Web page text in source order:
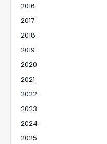
2016
2017
2018
2019
2020
2021
2022
2023
2024
2025